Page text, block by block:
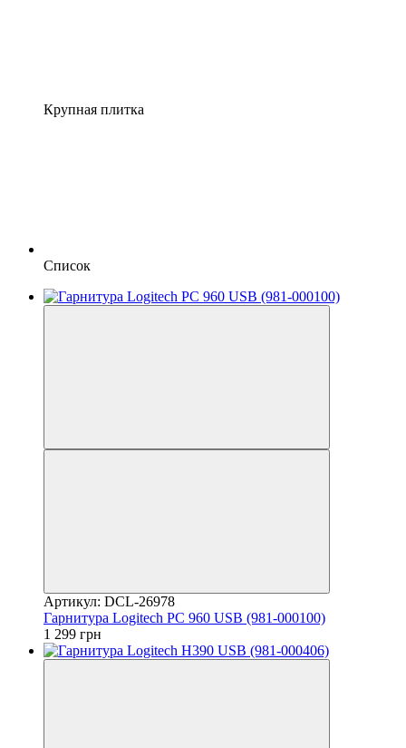
Крупная плитка
Список
Артикул: DCL-26978
Гарнитура Logitech PC 960 USB (981-000100)
1 299 грн